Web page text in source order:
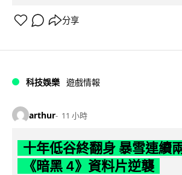
分享
科技娛樂 遊戲情報
arthur 11 小時
十年低谷終翻身 暴雪連續
《暗黑 4》資料片逆襲